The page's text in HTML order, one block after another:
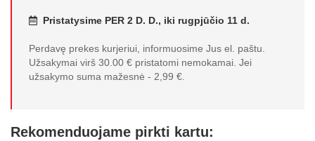
Pristatysime PER 2 D. D., iki rugpjūčio 11 d.
Perdavę prekes kurjeriui, informuosime Jus el. paštu.
Užsakymai virš 30.00 € pristatomi nemokamai. Jei
užsakymo suma mažesnė - 2,99 €.
Rekomenduojame pirkti kartu: